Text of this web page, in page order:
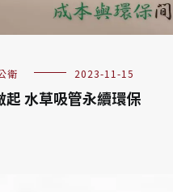
衛 2023-11-15
起 水草吸管永續環保